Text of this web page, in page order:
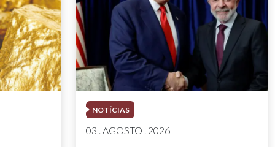
NOTÍCIAS
03 . AGOSTO . 2026